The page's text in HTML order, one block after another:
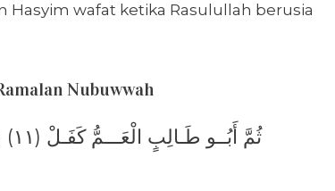
wafat ketika Rasulullah berusia
Nubuwwah
ثُمَّ أَبُــو طَـالِبٍ الْعَـــمُّ كَفَـلْ (١١) خِدْمَــتَهُ ثُــمَّ إِلَى الشَّــامِ رَحَلْ